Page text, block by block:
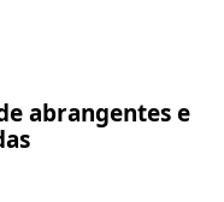
abrangentes e